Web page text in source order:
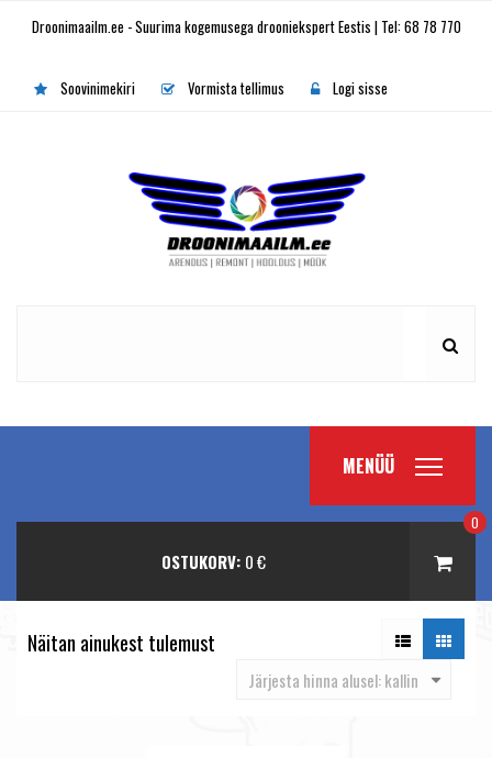
Droonimaailm.ee - Suurima kogemusega drooniekspert Eestis | Tel: 68 78 770
Soovinimekiri Vormista tellimus Logi sisse
MENÜÜ
OSTUKORV: 0€
0
Näitan ainukest tulemust